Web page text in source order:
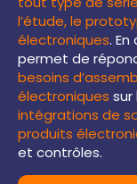
l’étude, le
électroniques. En
permet de
besoins
électroniques sur
intégrations de
produits
et contrôles.